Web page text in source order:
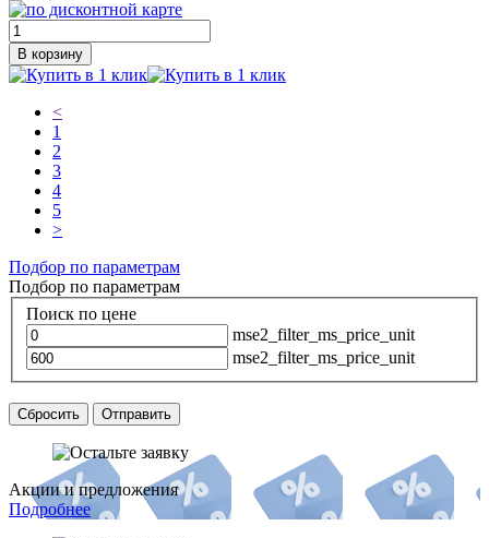
В корзину
<
1
2
3
4
5
>
Подбор по параметрам
Подбор по параметрам
Поиск по цене
mse2_filter_ms_price_unit
mse2_filter_ms_price_unit
Сбросить Отправить
Акции и предложения
Подробнее